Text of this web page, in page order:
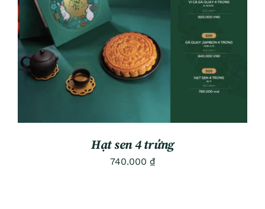
ADD TO CART
DETAILS
Hạt sen 4 trứng
740.000 ₫